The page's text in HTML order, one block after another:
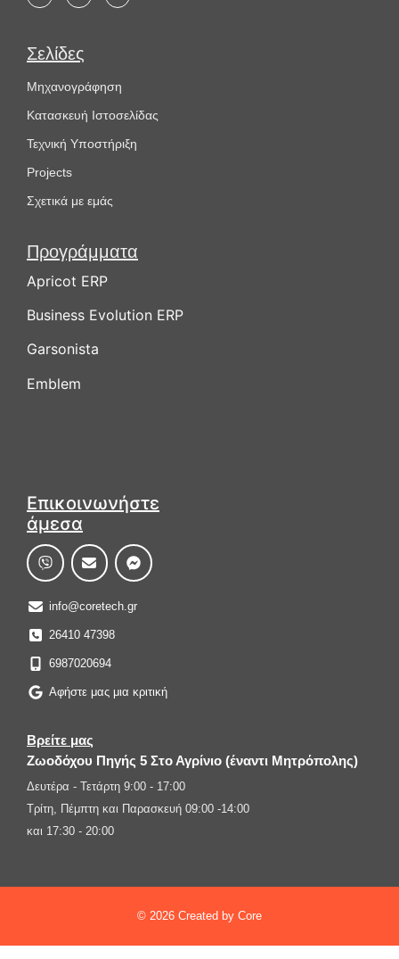
Σελίδες
Μηχανογράφηση
Κατασκευή Ιστοσελίδας
Τεχνική Υποστήριξη
Projects
Σχετικά με εμάς
Προγράμματα
Apricot ERP
Business Evolution ERP
Garsonista
Emblem
Επικοινωνήστε
άμεσα
info@coretech.gr
26410 47398
6987020694
Αφήστε μας μια κριτική
Βρείτε μας
Ζωοδόχου Πηγής 5 Στο Αγρίνιο (έναντι Μητρόπολης)
Δευτέρα - Τετάρτη 9:00 - 17:00
Τρίτη, Πέμπτη και Παρασκευή 09:00 -14:00
και 17:30 - 20:00
© 2026 Created by Core